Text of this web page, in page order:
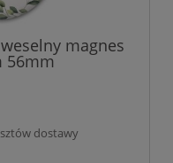
magnes
56mm
dostawy